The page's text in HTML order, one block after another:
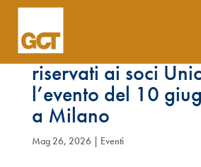
TAGA DAY 2026:
riservati ai soci
l’evento del 10
a Milano
Mag 26, 2026| Eventi